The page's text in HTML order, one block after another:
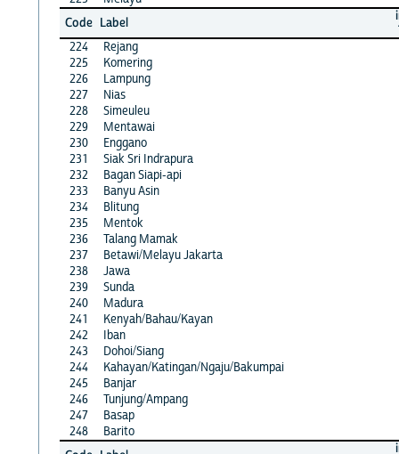
Code Label
224
Rejang
225
Komering
226
Lampung
227
Nias
228
Simeuleu
229
Mentawai
230
Enggano
231
Siak Sri Indrapura
232
Bagan Siapi-api
233
Banyu Asin
234
Blitung
235
Mentok
236
Talang Mamak
237
Betawi/Melayu Jakarta
238
Jawa
239
Sunda
240
Madura
241
Kenyah/Bahau/Kayan
242
Iban
243
Dohoi/Siang
244
Kahayan/Katingan/Ngaju/Bakumpai
245
Banjar
246
Tunjung/Ampang
247
Basap
248
Barito